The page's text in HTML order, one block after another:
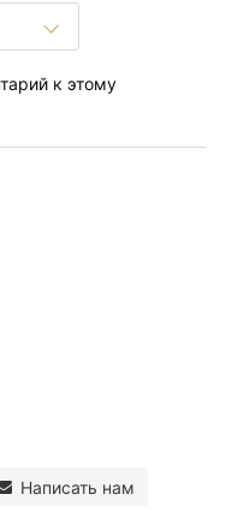
к этому
Написать нам